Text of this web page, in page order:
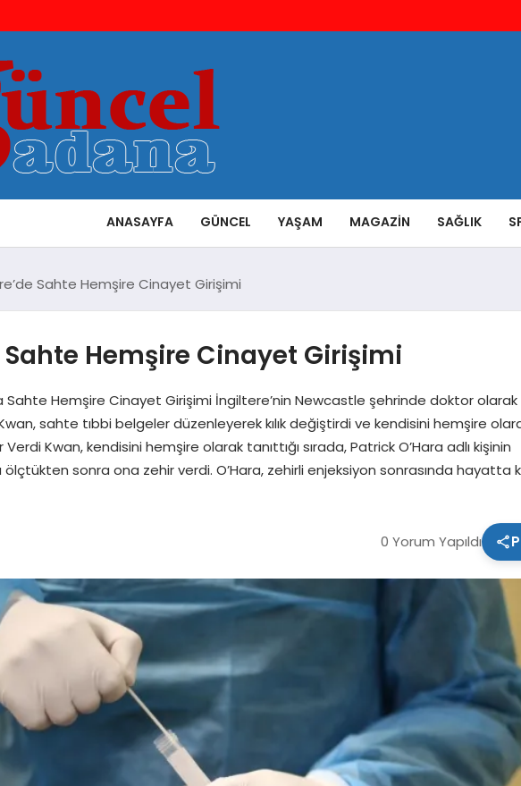
ANASAYFA GÜNCEL YAŞAM MAGAZIN SAĞLIK
Sahte Hemşire Cinayet Girişimi
Sahte Hemşire Cinayet Girişimi
Sahte Hemşire Cinayet Girişimi İngiltere’nin Newcastle şehrinde doktor olarak
sahte tıbbi belgeler düzenleyerek kılık değiştirdi ve kendisini hemşire
Verdi Kwan, kendisini hemşire olarak tanıttığı sırada, Patrick O’Hara adlı kişinin
sonra ona zehir verdi. O’Hara, zehirli enjeksiyon sonrasında hayatta
0 Yorum Yapıldı